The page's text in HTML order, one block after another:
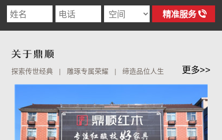
探索传世经典 | 雕琢专属荣耀 | 缔造品位人生 更多>>